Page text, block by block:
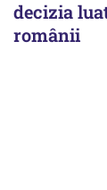
decizia
românii